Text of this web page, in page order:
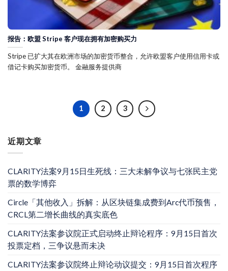
近期文章
CLARITY法案9月15日生死线：三大未解争议与七张民主党
票的数学博弈
Circle「其他收入」拆解：从区块链集成费到Arc代币预售，
CRCL第二增长曲线的真实底色
CLARITY法案参议院正式启动终止辩论程序：9月15日首次
投票定档，三争议悬而未决
CLARITY法案参议院终止辩论动议提交：9月15日首次程序
报告：欧盟 Stripe 客户现在拥有加密购买力
Stripe 已扩大其在欧洲市场的加密货币整合，允许欧盟客户使用信用卡或
借记卡购买加密货币。 金融服务提供商
1 2 3